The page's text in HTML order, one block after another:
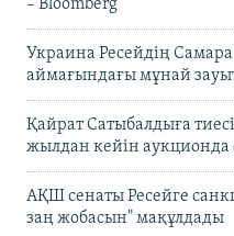
– Bloomberg
Украина Ресейдің
аймағындағы мұнай
Қайрат Сатыбалдыға
жылдан кейін аукционда
АҚШ сенаты Ресейге
заң жобасын" мақұлдады